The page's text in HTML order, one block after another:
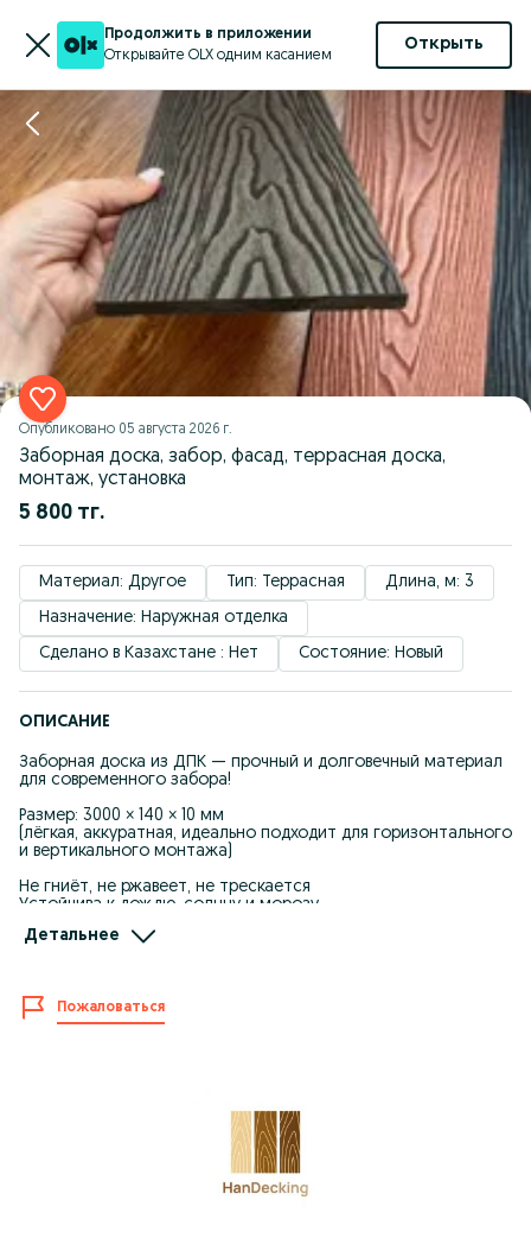
Продолжить в приложении
Открывайте OLX одним касанием
Открыть
Опубликовано 05 августа 2026 г.
Заборная доска, забор, фасад, террасная доска,
монтаж, установка
5 800 тг.
Материал: Другое Тип: Террасная
Длина, м: 3
Назначение: Наружная отделка
Сделано в Казахстане : Нет
Состояние: Новый
ОПИСАНИЕ
Заборная доска из ДПК — прочный и долговечный материал
для современного забора!
Размер: 3000 × 140 × 10 мм
(лёгкая, аккуратная, идеально подходит для горизонтального
и вертикального монтажа)
Не гниёт, не ржавеет, не трескается
Устойчива к дождю, солнцу и морозу
Долговечность 20+ лет
решений
Состав: 60% древесная мука / 30% пластик / 10% добавки
Детальнее
Пожаловаться